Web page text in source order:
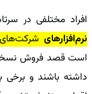
افراد مختلفی در
نرم‌افزارهای
است قصد فروش
داشته باشند و برخی